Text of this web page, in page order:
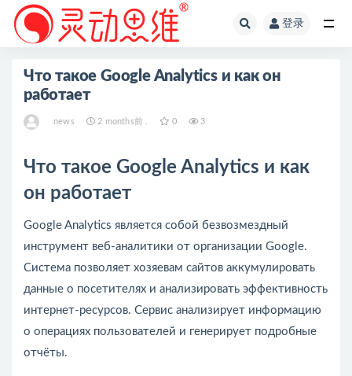
登录
Что такое Google Analytics и как он
работает
news 2 months前 . 0 3
Что такое Google Analytics и как
он работает
Google Analytics является собой безвозмездный
инструмент веб-аналитики от организации Google.
Система позволяет хозяевам сайтов аккумулировать
данные о посетителях и анализировать эффективность
интернет-ресурсов. Сервис анализирует информацию
о операциях пользователей и генерирует подробные
отчёты.
全部